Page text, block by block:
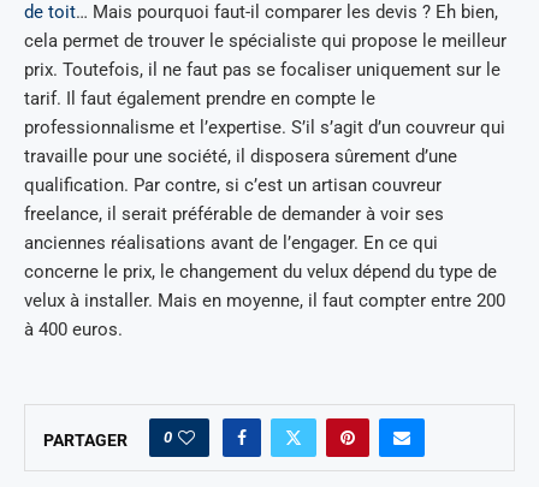
de toit… Mais pourquoi faut-il comparer les devis ? Eh bien,
cela permet de trouver le spécialiste qui propose le meilleur
prix. Toutefois, il ne faut pas se focaliser uniquement sur le
tarif. Il faut également prendre en compte le
professionnalisme et l’expertise. S’il s’agit d’un couvreur qui
travaille pour une société, il disposera sûrement d’une
qualification. Par contre, si c’est un artisan couvreur
freelance, il serait préférable de demander à voir ses
anciennes réalisations avant de l’engager. En ce qui
concerne le prix, le changement du velux dépend du type de
velux à installer. Mais en moyenne, il faut compter entre 200
à 400 euros.
PARTAGER 0